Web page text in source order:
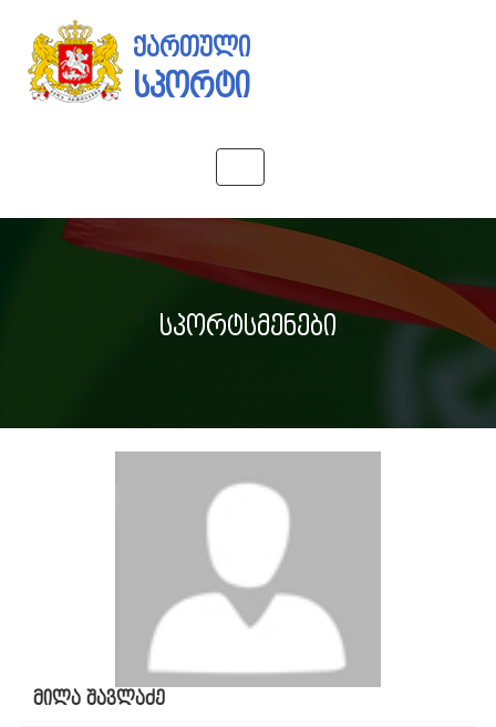
ქართული
სპორტი
navigation
სპორტსმენები
მილა შავლაძე